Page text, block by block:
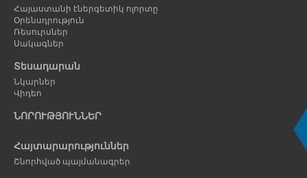
Հայաստանի էներգետիկ ոլորտը
Օրենսդրություն
Ռեսուրսներ
Սակագներ
Տեսադարան
Նկարներ
Վիդեո
ՆՈՐՈՒԹՅՈՒՆՆԵՐ
Հայտարարություններ
Շնորհված պայմանագրեր